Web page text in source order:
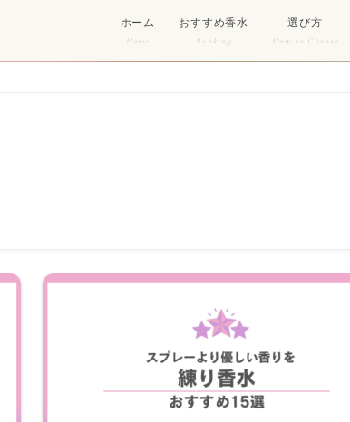
ホーム
Home
おすすめ香水
Ranking
選び方
How to Choose